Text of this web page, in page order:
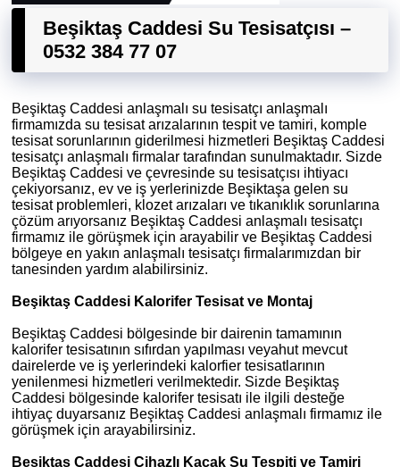
Beşiktaş Caddesi Su Tesisatçısı –
0532 384 77 07
Beşiktaş Caddesi anlaşmalı su tesisatçı anlaşmalı
firmamızda su tesisat arızalarının tespit ve tamiri, komple
tesisat sorunlarının giderilmesi hizmetleri Beşiktaş Caddesi
tesisatçı anlaşmalı firmalar tarafından sunulmaktadır. Sizde
Beşiktaş Caddesi ve çevresinde su tesisatçısı ihtiyacı
çekiyorsanız, ev ve iş yerlerinizde Beşiktaşa gelen su
tesisat problemleri, klozet arızaları ve tıkanıklık sorunlarına
çözüm arıyorsanız Beşiktaş Caddesi anlaşmalı tesisatçı
firmamız ile görüşmek için arayabilir ve Beşiktaş Caddesi
bölgeye en yakın anlaşmalı tesisatçı firmalarımızdan bir
tanesinden yardım alabilirsiniz.
Beşiktaş Caddesi Kalorifer Tesisat ve Montaj
Beşiktaş Caddesi bölgesinde bir dairenin tamamının
kalorifer tesisatının sıfırdan yapılması veyahut mevcut
dairelerde ve iş yerlerindeki kalorfier tesisatlarının
yenilenmesi hizmetleri verilmektedir. Sizde Beşiktaş
Caddesi bölgesinde kalorifer tesisatı ile ilgili desteğe
ihtiyaç duyarsanız Beşiktaş Caddesi anlaşmalı firmamız ile
görüşmek için arayabilirsiniz.
Beşiktaş Caddesi Cihazlı Kaçak Su Tespiti ve Tamiri